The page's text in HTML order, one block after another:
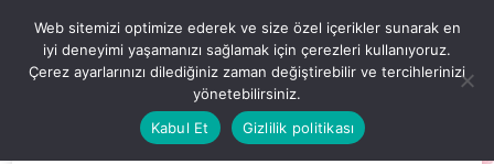
OKUL ÖNCESİ ETKİNLİKLER
EN YENİ VE ÖZGÜN OKUL ÖNCESİ ETKİNLİKLERİ
Web sitemizi optimize ederek ve size özel içerikler sunarak en
iyi deneyimi yaşamanızı sağlamak için çerezleri kullanıyoruz.
Çerez ayarlarınızı dilediğiniz zaman değiştirebilir ve tercihlerinizi
yönetebilirsiniz.
Kabul Et
Gizlilik politikası